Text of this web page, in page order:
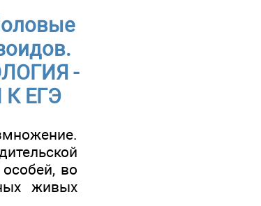
-
ЕГЭ
во
живых